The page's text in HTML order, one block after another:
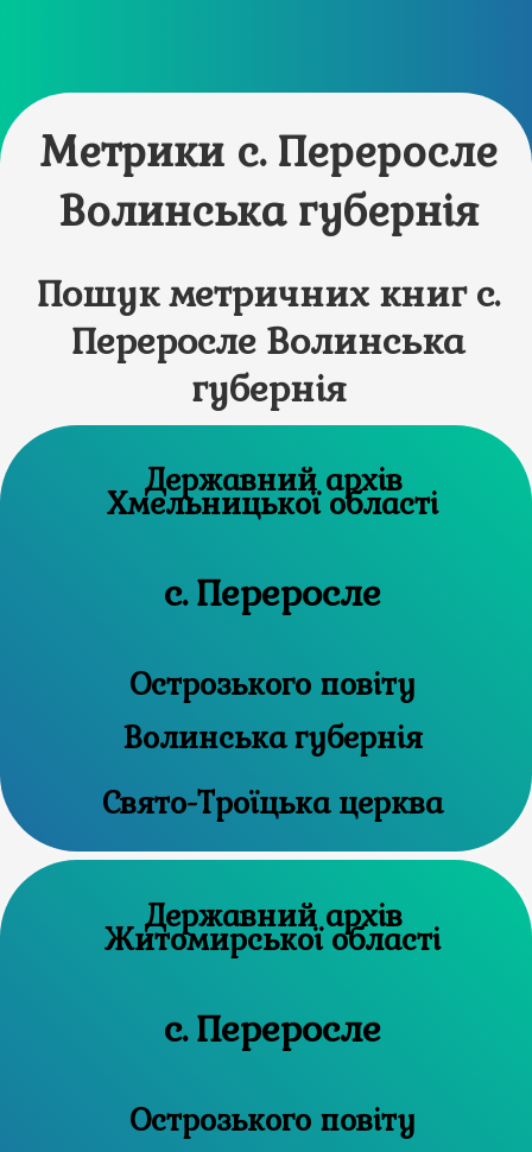
Метрики с. Переросле
Волинська губернія
Пошук метричних книг с.
Переросле Волинська
губернія
Державний архів
Хмельницької області
с. Переросле
Острозького повіту
Волинська губернія
Свято-Троїцька церква
Державний архів
Житомирської області
с. Переросле
Острозького повіту